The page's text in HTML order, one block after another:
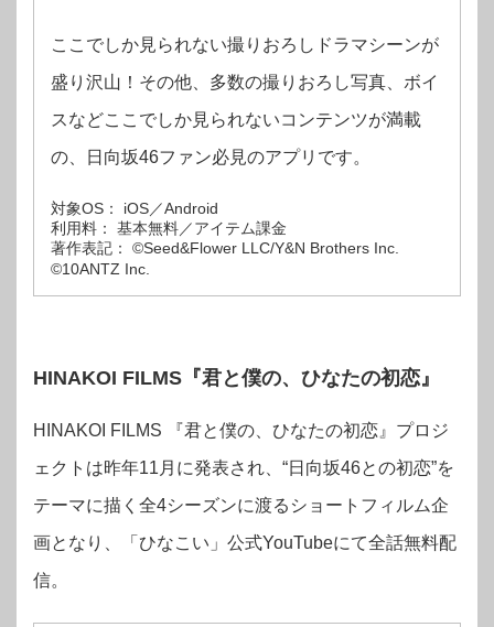
ここでしか見られない撮りおろしドラマシーンが
盛り沢山！その他、多数の撮りおろし写真、ボイ
スなどここでしか見られないコンテンツが満載
の、日向坂46ファン必見のアプリです。
対象OS： iOS／Android
利用料： 基本無料／アイテム課金
著作表記： ©Seed&Flower LLC/Y&N Brothers Inc.
©10ANTZ Inc.
HINAKOI FILMS『君と僕の、ひなたの初恋』
HINAKOI FILMS 『君と僕の、ひなたの初恋』プロジ
ェクトは昨年11月に発表され、“日向坂46との初恋”を
テーマに描く全4シーズンに渡るショートフィルム企
画となり、「ひなこい」公式YouTubeにて全話無料配
信。